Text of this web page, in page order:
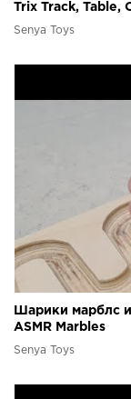
Trix Track, Table,
Senya Toys
Шарики марблс
ASMR Marbles
Senya Toys